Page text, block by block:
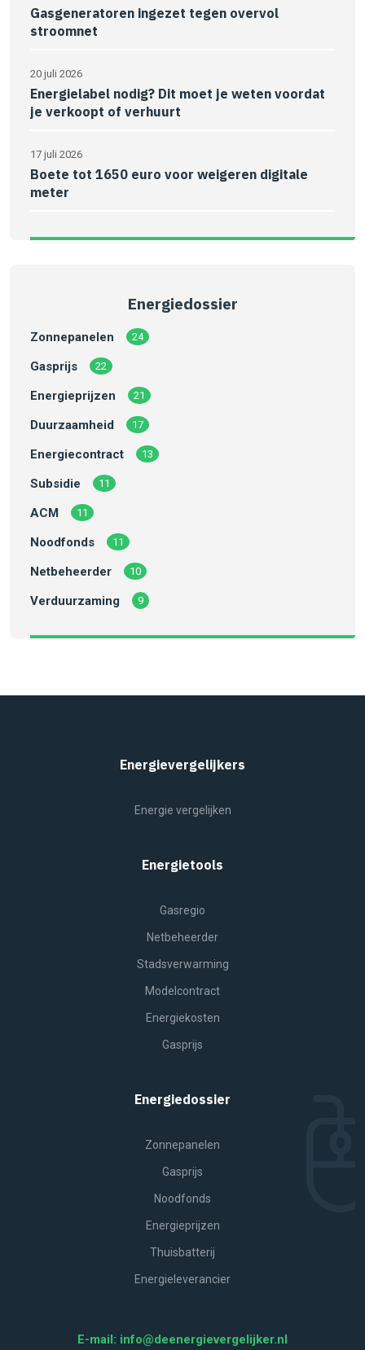
Gasgeneratoren ingezet tegen overvol
stroomnet
20 juli 2026
Energielabel nodig? Dit moet je weten voordat
je verkoopt of verhuurt
17 juli 2026
Boete tot 1650 euro voor weigeren digitale
meter
Energiedossier
Zonnepanelen 24
Gasprijs 22
Energieprijzen 21
Duurzaamheid 17
Energiecontract 13
Subsidie 11
ACM 11
Noodfonds 11
Netbeheerder 10
Verduurzaming 9
Energievergelijkers
Energie vergelijken
Energietools
Gasregio
Netbeheerder
Stadsverwarming
Modelcontract
Energiekosten
Gasprijs
Energiedossier
Zonnepanelen
Gasprijs
Noodfonds
Energieprijzen
Thuisbatterij
Energieleverancier
E-mail: info@deenergievergelijker.nl